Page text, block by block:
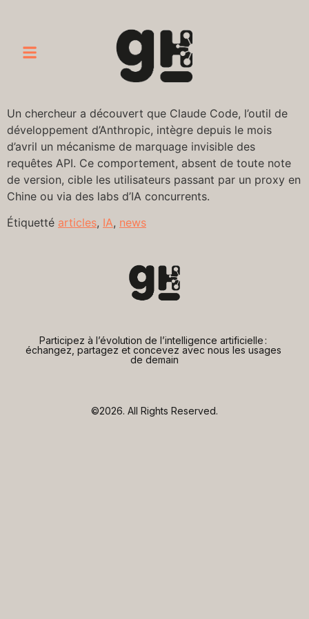
Un chercheur a découvert que Claude Code, l’outil de
développement d’Anthropic, intègre depuis le mois
d’avril un mécanisme de marquage invisible des
requêtes API. Ce comportement, absent de toute note
de version, cible les utilisateurs passant par un proxy en
Chine ou via des labs d’IA concurrents.
Étiquetté articles, IA, news
Participez à l’évolution de l’intelligence artificielle :
échangez, partagez et concevez avec nous les usages
de demain
©2026. All Rights Reserved.